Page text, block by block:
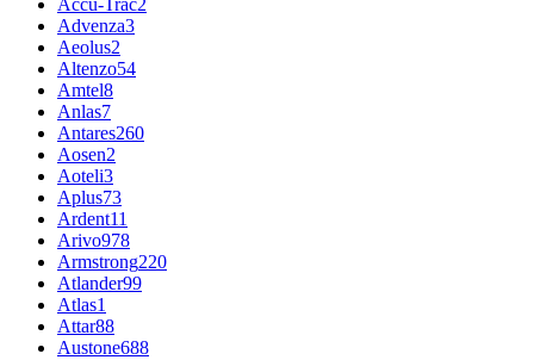
Accu-Trac2
Advenza3
Aeolus2
Altenzo54
Amtel8
Anlas7
Antares260
Aosen2
Aoteli3
Aplus73
Ardent11
Arivo978
Armstrong220
Atlander99
Atlas1
Attar88
Austone688